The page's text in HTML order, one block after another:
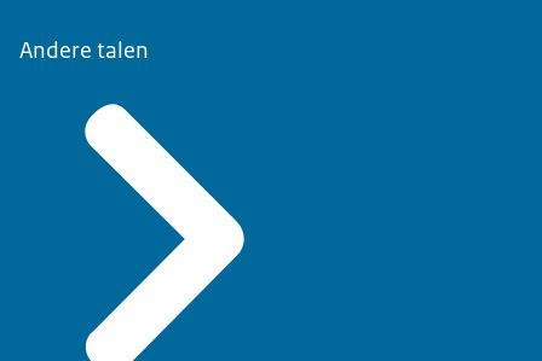
Andere talen